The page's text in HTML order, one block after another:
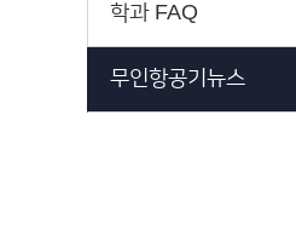
학과 FAQ
무인항공기뉴스